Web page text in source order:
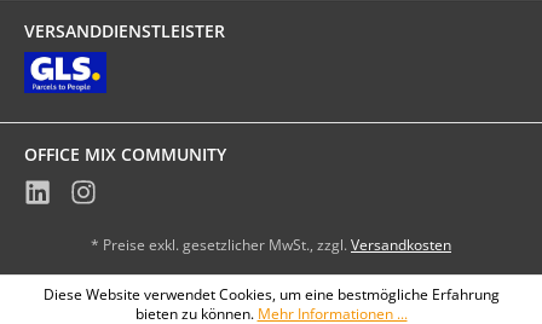
VERSANDDIENSTLEISTER
OFFICE MIX COMMUNITY
* Preise exkl. gesetzlicher MwSt., zzgl. Versandkosten
Diese Website verwendet Cookies, um eine bestmögliche Erfahrung
bieten zu können. Mehr Informationen ...